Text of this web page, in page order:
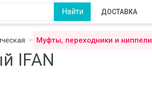
ДОСТАВКА
Муфты, переходники и ниппели
IFAN